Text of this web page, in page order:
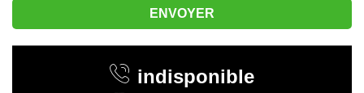
indisponible